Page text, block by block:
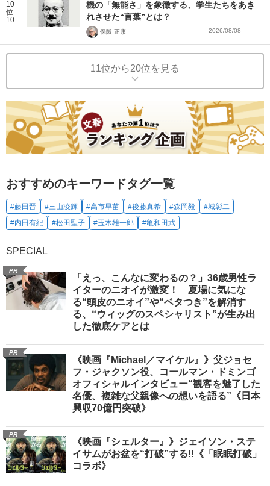
10
位
10
機の「無能さ」を象徴する、学生たちをあき
れさせた“言葉”とは？
保阪 正康 2026/08/08
11位から20位を見る
おすすめのキーワードタグ一覧
#藤田晋 #三山凌輝 #高市早苗 #後藤真希 #森岡毅
#城彰二
#内田有紀
#松田聖子 #玉木雄一郎 #亀和田武
SPECIAL
PR
「えっ、こんなに変わるの？」36歳男性ラ
イターのニオイが激変！ 夏場に気にな
る“頭皮のニオイ”や“ベタつき”を解消す
る、“ウィッグのスペシャリスト”が生み出
した徹底ケアとは
PR
《映画『Michael／マイケル』》父ジョセ
フ・ジャクソン役、コールマン・ドミンゴ
オフィシャルインタビュー“観客を魅了した
名優、複雑な父親像への想いを語る”《日本
興収70億円突破》
PR
《映画『シェルター』》ジェイソン・ステ
イサムがお盆を“打破”する!!《「眠眠打破」
コラボ》